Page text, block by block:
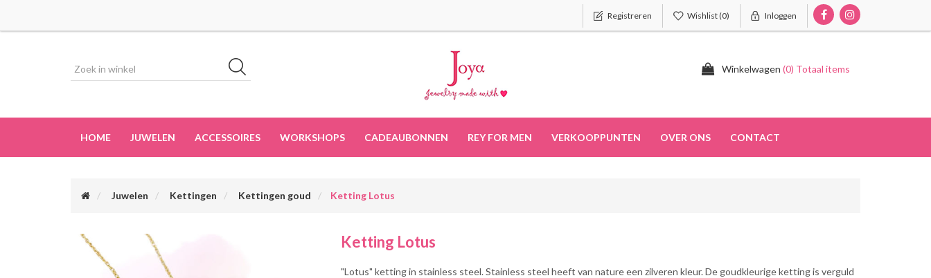
Registreren Wishlist(0) Inloggen
Winkelwagen (0) Totaal items
HOME JUWELEN ACCESSOIRES WORKSHOPS CADEAUBONNEN REY FOR MEN VERKOOPPUNTEN OVER ONS CONTACT
Juwelen Kettingen Kettingen goud Ketting Lotus
Ketting Lotus
"Lotus" ketting in stainless steel. Stainless steel heeft van nature een zilveren kleur. De goudkleurige ketting is verguld